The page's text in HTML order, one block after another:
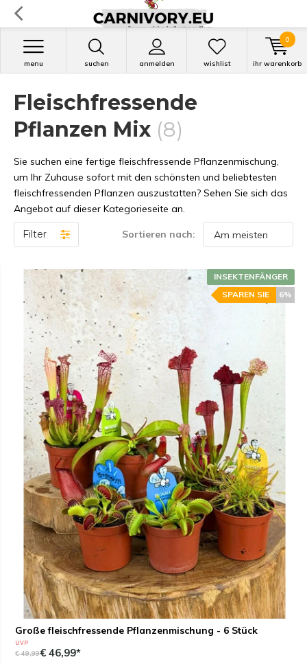
suchen anmelden
menu wishlist ihr warenkorb
0
Fleischfressende
Pflanzen Mix (8)
Sie suchen eine fertige fleischfressende Pflanzenmischung,
um Ihr Zuhause sofort mit den schönsten und beliebtesten
fleischfressenden Pflanzen auszustatten? Sehen Sie sich das
Angebot auf dieser Kategorieseite an.
Filter Sortieren nach:
Große fleischfressende Pflanzenmischung - 6 Stück
INSEKTENFÄNGER
6%
SPAREN SIE
UVP
€ 49,99€ 46,99*